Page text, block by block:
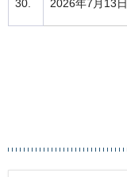
30. 2026年7月13日